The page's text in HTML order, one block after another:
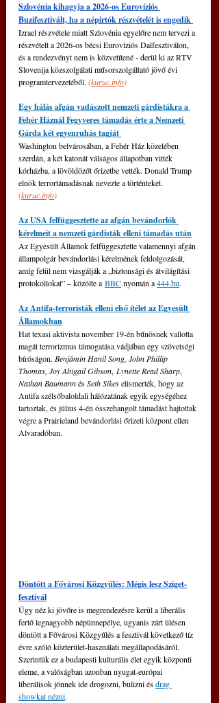
Szlovénia kihagyja a 2026-os Eurovíziós
Buzifesztivált, ha a népirtók részvételét is engedik
Izrael részvétele miatt Szlovénia egyelőre nem tervezi a
részvételt a 2026-os bécsi Eurovíziós Dalfesztiválon,
és a rendezvényt nem is közvetítené - derül ki az RTV
Slovenija közszolgálati műsorszolgáltató jövő évi
programtervezetéből. (kuruc.info)
Egy hálás afgán vadászott nemzeti gárdistákra a
Fehér Háznál Fegyveres támadás érte a Nemzeti
Gárda két egyenruhás tagját
Washington belvárosában, a Fehér Ház közelében
szerdán, a két katonát válságos állapotban vitték
kórházba, a lövöldözőt őrizetbe vették. Donald Trump
elnök terrortámadásnak nevezte a történteket.
(kuruc.info)
Az USA felfüggesztette az afgán bevándorlók
kérelmeit a nemzeti gárdisták elleni támadás után
Az Egyesült Államok felfüggesztette valamennyi afgán
állampolgár bevándorlási kérelmének feldolgozását,
amíg felül nem vizsgálják a „biztonsági és átvilágítási
protokollokat” – közölte a BBC nyomán a 444.hu.
Az Antifa-terroristák elleni első ítélet az Egyesült
Államokban
Hat texasi aktivista november 19-én bűnösnek vallotta
magát terrorizmus támogatása vádjában egy szövetségi
bíróságon. Benjámin Hanil Song, John Phillip
Thomas, Joy Abigail Gibson, Lynette Read Sharp,
Nathan Baumann és Seth Sikes elismerték, hogy az
Antifa szélsőbaloldali hálózatának egyik egységéhez
tartoztak, és július 4-én összehangolt támadást hajtottak
végre a Prairieland bevándorlási őrizeti központ ellen
Alvaradóban.
Döntött a Fővárosi Közgyűlés: Mégis lesz Sziget-
fesztivál
Úgy néz ki jövőre is megrendezésre kerül a liberális
fertő legnagyobb népünnepélye, ugyanis zárt ülésen
döntött a Fővárosi Közgyűlés a fesztivál következő tíz
évre szóló közterület-használati megállapodásáról.
Szerintük ez a budapesti kulturális élet egyik központi
eleme, a valóságban azonban nyugat-európai
liberálisok jönnek ide drogozni, bulizni és drag
showkat nézni.